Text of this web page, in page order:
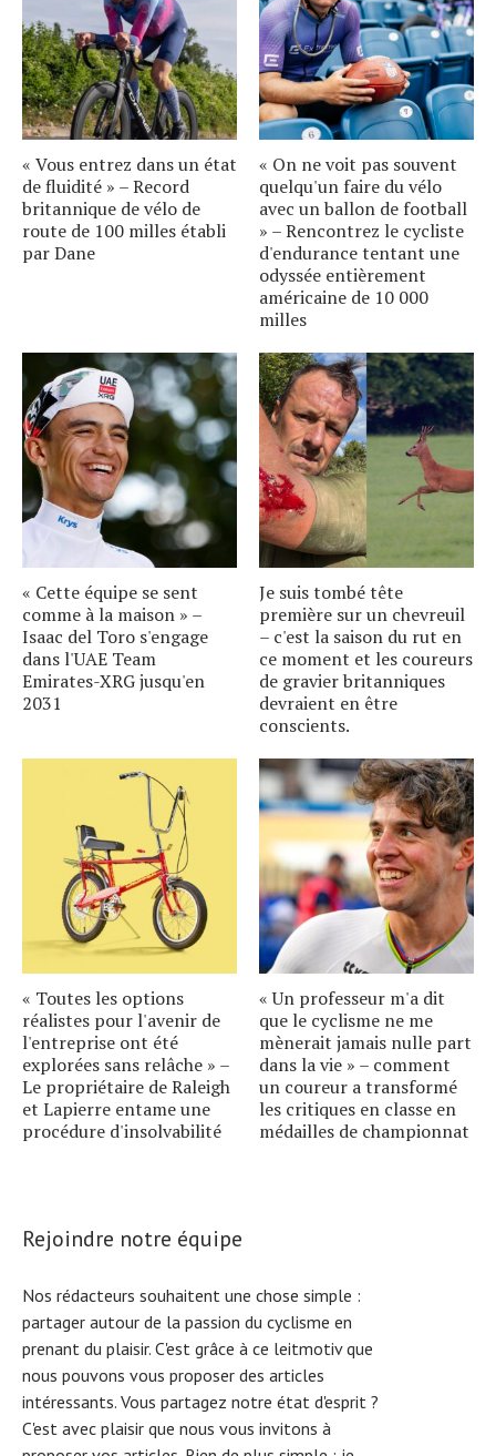
« Vous entrez dans un état
de fluidité » – Record
britannique de vélo de
route de 100 milles établi
par Dane
« On ne voit pas souvent
quelqu'un faire du vélo
avec un ballon de football
» – Rencontrez le cycliste
d'endurance tentant une
odyssée entièrement
américaine de 10 000
milles
« Cette équipe se sent
comme à la maison » –
Isaac del Toro s'engage
dans l'UAE Team
Emirates-XRG jusqu'en
2031
Je suis tombé tête
première sur un chevreuil
– c'est la saison du rut en
ce moment et les coureurs
de gravier britanniques
devraient en être
conscients.
« Toutes les options
réalistes pour l'avenir de
l'entreprise ont été
explorées sans relâche » –
Le propriétaire de Raleigh
et Lapierre entame une
procédure d'insolvabilité
« Un professeur m'a dit
que le cyclisme ne me
mènerait jamais nulle part
dans la vie » – comment
un coureur a transformé
les critiques en classe en
médailles de championnat
Rejoindre notre équipe
Nos rédacteurs souhaitent une chose simple :
partager autour de la passion du cyclisme en
prenant du plaisir. C'est grâce à ce leitmotiv que
nous pouvons vous proposer des articles
intéressants. Vous partagez notre état d'esprit ?
C'est avec plaisir que nous vous invitons à